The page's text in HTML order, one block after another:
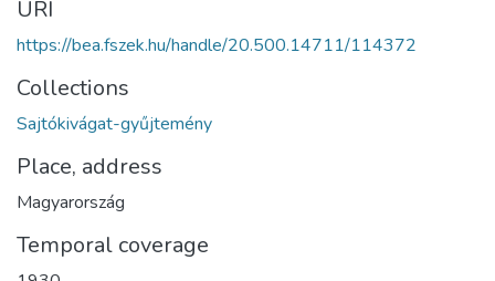
URI
https://bea.fszek.hu/handle/20.500.14711/114372
Collections
Sajtókivágat-gyűjtemény
Place, address
Magyarország
Temporal coverage